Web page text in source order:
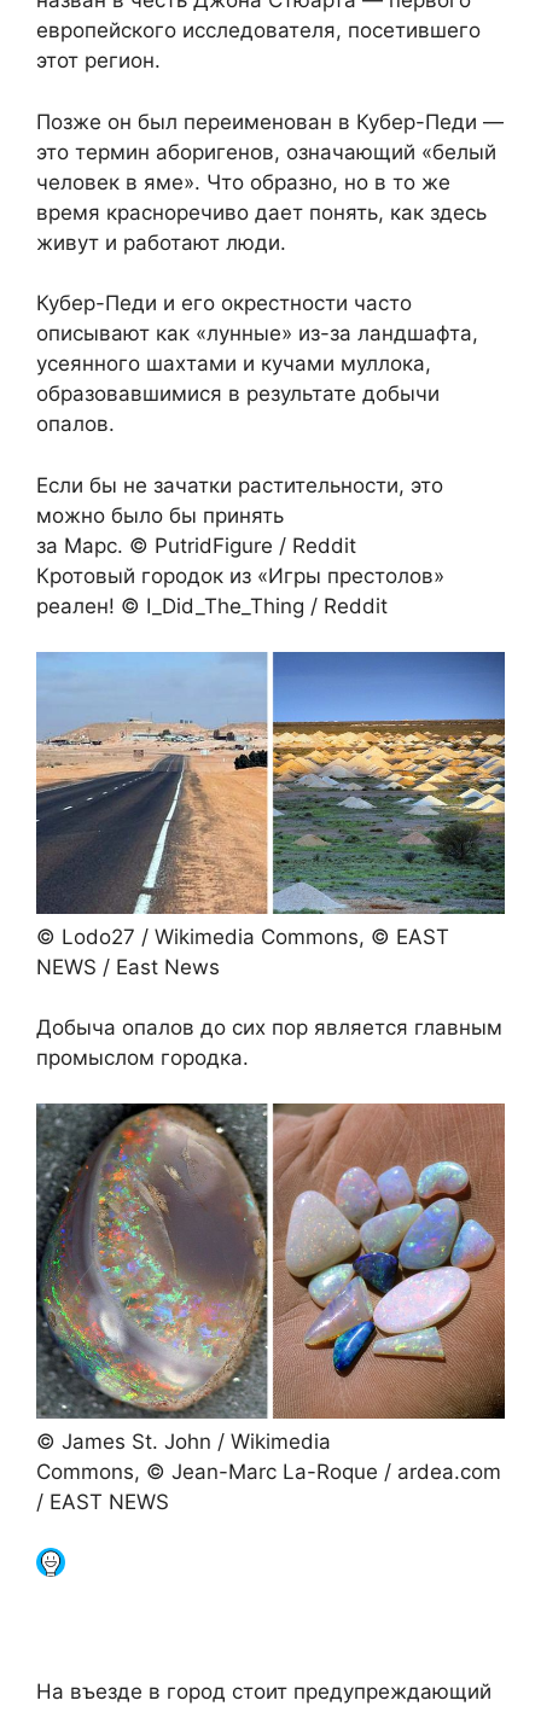
европейского исследователя, посетившего
этот регион.
Позже он был переименован в Кубер-Педи —
это термин аборигенов, означающий «белый
человек в яме». Что образно, но в то же
время красноречиво дает понять, как здесь
живут и работают люди.
Кубер-Педи и его окрестности часто
описывают как «лунные» из-за ландшафта,
усеянного шахтами и кучами муллока,
образовавшимися в результате добычи
опалов.
Если бы не зачатки растительности, это
можно было бы принять
за Марс. © PutridFigure / Reddit
Кротовый городок из «Игры престолов»
реален! © I_Did_The_Thing / Reddit
© Lodo27 / Wikimedia Commons, © EAST
NEWS / East News
Добыча опалов до сих пор является главным
промыслом городка.
© James St. John / Wikimedia
Commons, © Jean-Marc La-Roque / ardea.com
/ EAST NEWS
На въезде в город стоит предупреждающий